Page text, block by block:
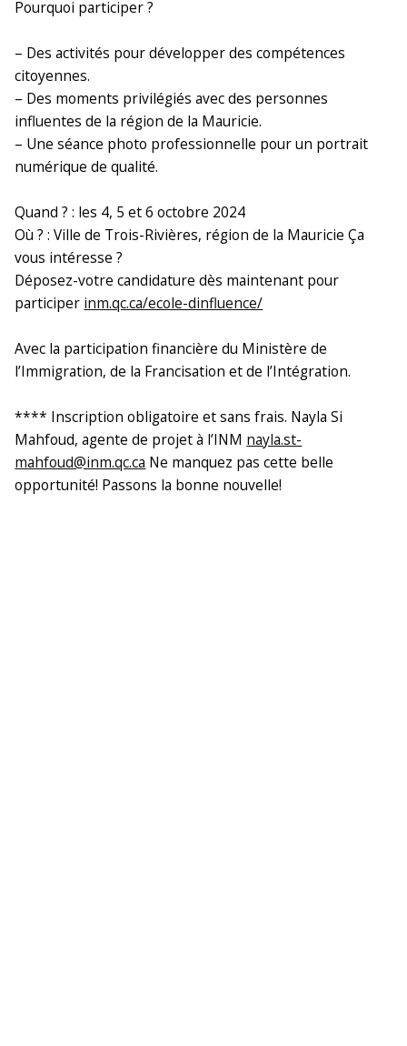
Pourquoi participer ?
– Des activités pour développer des compétences
citoyennes.
– Des moments privilégiés avec des personnes
influentes de la région de la Mauricie.
– Une séance photo professionnelle pour un portrait
numérique de qualité.
Quand ? : les 4, 5 et 6 octobre 2024
Où ? : Ville de Trois-Rivières, région de la Mauricie Ça
vous intéresse ?
Déposez-votre candidature dès maintenant pour
participer inm.qc.ca/ecole-dinfluence/
Avec la participation financière du Ministère de
l’Immigration, de la Francisation et de l’Intégration.
**** Inscription obligatoire et sans frais. Nayla Si
Mahfoud, agente de projet à l’INM nayla.st-
mahfoud@inm.qc.ca Ne manquez pas cette belle
opportunité! Passons la bonne nouvelle!